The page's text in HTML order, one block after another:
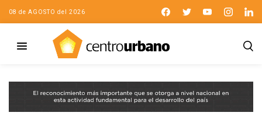
08 de AGOSTO del 2026